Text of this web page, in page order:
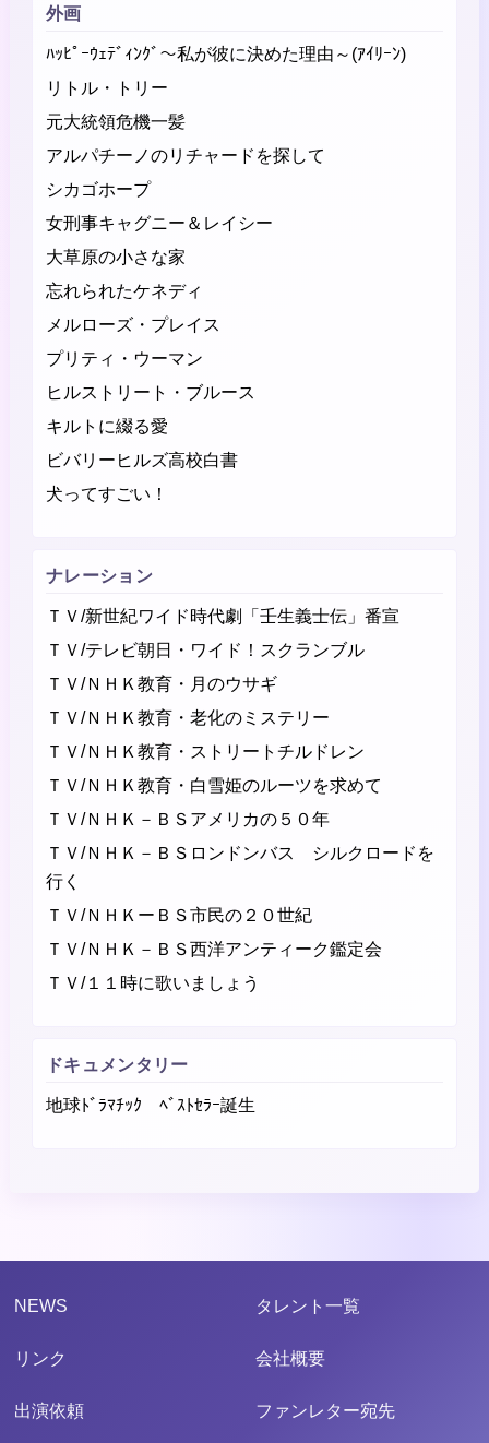
外画
ﾊｯﾋﾟｰｳｪﾃﾞｨﾝｸﾞ～私が彼に決めた理由～(ｱｲﾘｰﾝ)
リトル・トリー
元大統領危機一髪
アルパチーノのリチャードを探して
シカゴホープ
女刑事キャグニー＆レイシー
大草原の小さな家
忘れられたケネディ
メルローズ・プレイス
プリティ・ウーマン
ヒルストリート・ブルース
キルトに綴る愛
ビバリーヒルズ高校白書
犬ってすごい！
ナレーション
ＴＶ/新世紀ワイド時代劇「壬生義士伝」番宣
ＴＶ/テレビ朝日・ワイド！スクランブル
ＴＶ/ＮＨＫ教育・月のウサギ
ＴＶ/ＮＨＫ教育・老化のミステリー
ＴＶ/ＮＨＫ教育・ストリートチルドレン
ＴＶ/ＮＨＫ教育・白雪姫のルーツを求めて
ＴＶ/ＮＨＫ－ＢＳアメリカの５０年
ＴＶ/ＮＨＫ－ＢＳロンドンバス シルクロードを
行く
ＴＶ/ＮＨＫーＢＳ市民の２０世紀
ＴＶ/ＮＨＫ－ＢＳ西洋アンティーク鑑定会
ＴＶ/１１時に歌いましょう
ドキュメンタリー
地球ﾄﾞﾗﾏﾁｯｸ ﾍﾞｽﾄｾﾗｰ誕生
NEWS タレント一覧
リンク 会社概要
出演依頼 ファンレター宛先